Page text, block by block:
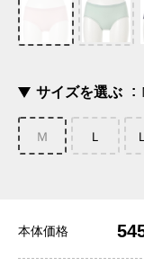
サイズを選ぶ
Ｍ Ｌ
本体価格